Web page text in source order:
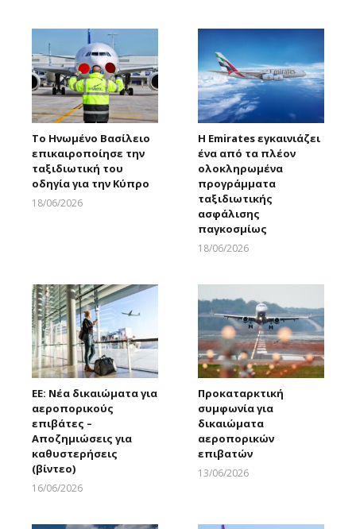
Το Ηνωμένο Βασίλειο
επικαιροποίησε την
ταξιδιωτική του
οδηγία για την Κύπρο
18/06/2026
Η Emirates εγκαινιάζει
ένα από τα πλέον
ολοκληρωμένα
προγράμματα
ταξιδιωτικής
ασφάλισης
παγκοσμίως
18/06/2026
ΕΕ: Νέα δικαιώματα για
αεροπορικούς
επιβάτες –
Αποζημιώσεις για
καθυστερήσεις
(βίντεο)
16/06/2026
Προκαταρκτική
συμφωνία για
δικαιώματα
αεροπορικών
επιβατών
13/06/2026